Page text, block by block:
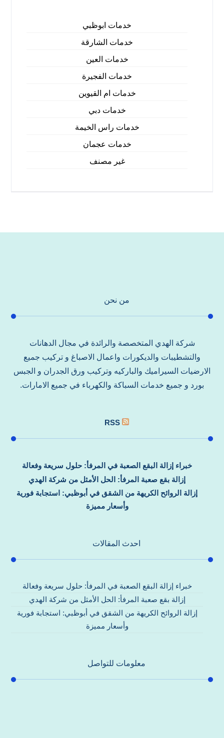
خدمات ابوظبي
خدمات الشارقة
خدمات العين
خدمات الفجيرة
خدمات ام القيوين
خدمات دبي
خدمات راس الخيمة
خدمات عجمان
غير مصنف
من نحن
شركة الهدي المتخصصة والرائدة في مجال الدهانات
والتشطيبات والديكورات واعمال الاصباغ و تركيب جميع
الارضيات السيراميك والباركيه وتركيب ورق الجدران و الجبس
بورد و جميع خدمات السباكة والكهرباء في جميع الامارات.
RSS
خبراء إزالة البقع الصعبة في المرفأ: حلول سريعة وفعالة
إزالة بقع صعبة المرفأ: الحل الأمثل من شركة الهدي
إزالة الروائح الكريهة من الشقق في أبوظبي: استجابة فورية
وأسعار مميزة
احدث المقالات
خبراء إزالة البقع الصعبة في المرفأ: حلول سريعة وفعالة
إزالة بقع صعبة المرفأ: الحل الأمثل من شركة الهدي
إزالة الروائح الكريهة من الشقق في أبوظبي: استجابة فورية
وأسعار مميزة
معلومات للتواصل